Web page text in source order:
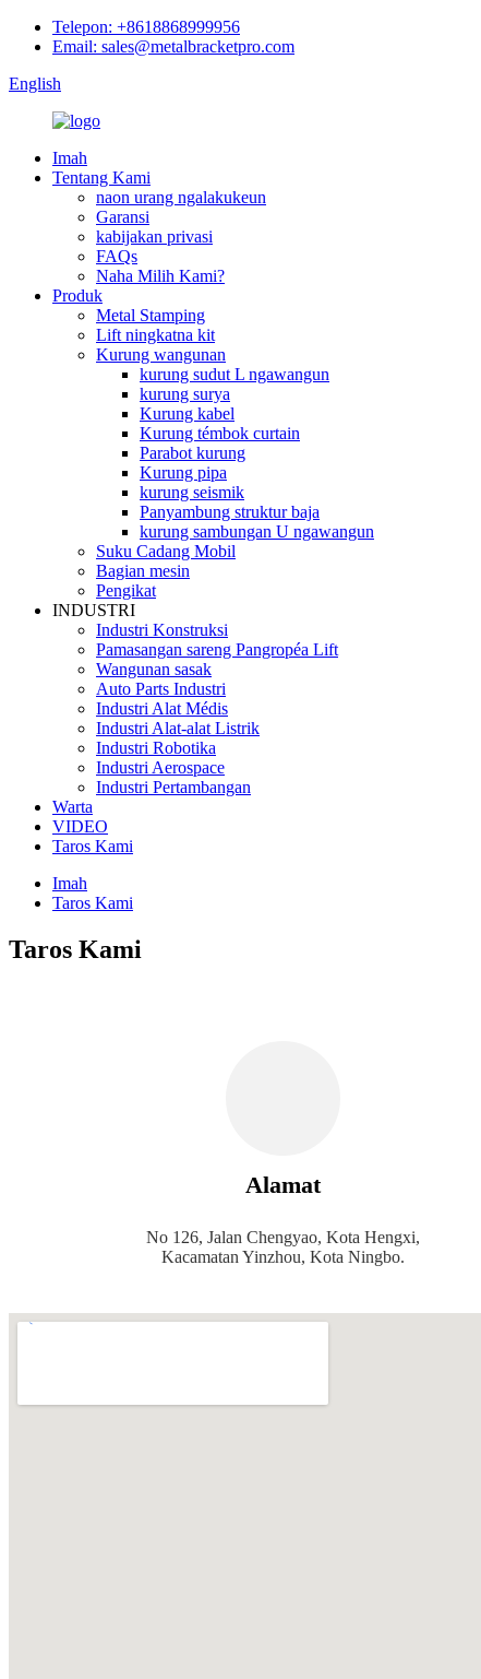
Telepon: +8618868999956
Email: sales@metalbracketpro.com
English
Imah
Tentang Kami
naon urang ngalakukeun
Garansi
kabijakan privasi
FAQs
Naha Milih Kami?
Produk
Metal Stamping
Lift ningkatna kit
Kurung wangunan
kurung sudut L ngawangun
kurung surya
Kurung kabel
Kurung témbok curtain
Parabot kurung
Kurung pipa
kurung seismik
Panyambung struktur baja
kurung sambungan U ngawangun
Suku Cadang Mobil
Bagian mesin
Pengikat
INDUSTRI
Industri Konstruksi
Pamasangan sareng Pangropéa Lift
Wangunan sasak
Auto Parts Industri
Industri Alat Médis
Industri Alat-alat Listrik
Industri Robotika
Industri Aerospace
Industri Pertambangan
Warta
VIDEO
Taros Kami
Imah
Taros Kami
Taros Kami
Alamat
No 126, Jalan Chengyao, Kota Hengxi,
Kacamatan Yinzhou, Kota Ningbo.